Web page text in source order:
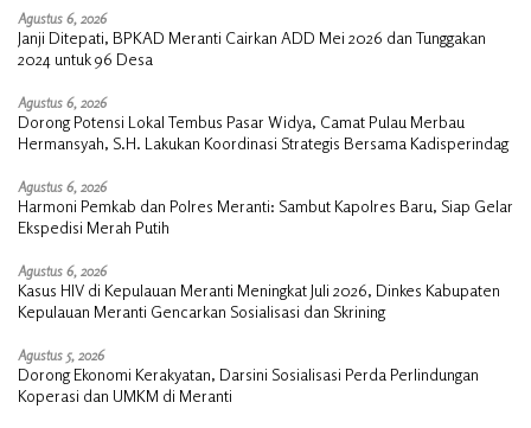
Agustus 6, 2026
Janji Ditepati, BPKAD Meranti Cairkan ADD Mei 2026 dan Tunggakan
2024 untuk 96 Desa
Agustus 6, 2026
Dorong Potensi Lokal Tembus Pasar Widya, Camat Pulau Merbau
Hermansyah, S.H. Lakukan Koordinasi Strategis Bersama Kadisperindag
Agustus 6, 2026
Harmoni Pemkab dan Polres Meranti: Sambut Kapolres Baru, Siap Gelar
Ekspedisi Merah Putih
Agustus 6, 2026
Kasus HIV di Kepulauan Meranti Meningkat Juli 2026, Dinkes Kabupaten
Kepulauan Meranti Gencarkan Sosialisasi dan Skrining
Agustus 5, 2026
Dorong Ekonomi Kerakyatan, Darsini Sosialisasi Perda Perlindungan
Koperasi dan UMKM di Meranti